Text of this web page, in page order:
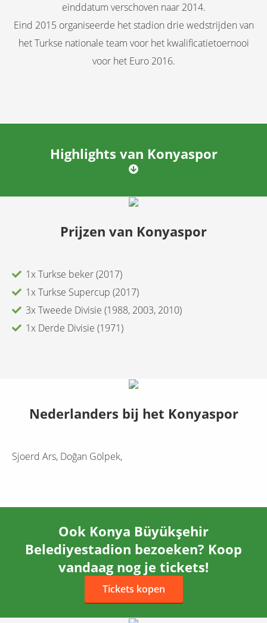
einddatum verschoven naar 2014.
Eind 2015 organiseerde het stadion drie wedstrijden van
het Turkse nationale team voor het kwalificatietoernooi
voor het Euro 2016.
Highlights van Konyaspor
Prijzen van Konyaspor
1x Turkse beker (2017)
1x Turkse Supercup (2017)
3x Tweede Divisie (1988, 2003, 2010)
1x Derde Divisie (1971)
Nederlanders bij het Konyaspor
Sjoerd Ars, Doğan Gölpek,
Ook Konya Büyükşehir
Belediyestadion bezoeken? Koop
vandaag nog je tickets!
Tickets kopen